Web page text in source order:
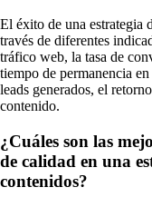
El éxito de una estrategia
través de diferentes
tráfico web, la tasa de
tiempo de permanencia
leads generados, el
contenido.
¿Cuáles son las
de calidad en una
contenidos?